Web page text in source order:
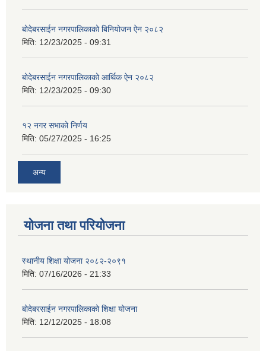
बोदेबरसाईन नगरपालिकाको बिनियोजन ऐन २०८२
मिति: 12/23/2025 - 09:31
बोदेबरसाईन नगरपालिकाको आर्थिक ऐन २०८२
मिति: 12/23/2025 - 09:30
१२ नगर सभाको निर्णय
मिति: 05/27/2025 - 16:25
अन्य
योजना तथा परियोजना
स्थानीय शिक्षा योजना २०८२-२०९१
मिति: 07/16/2026 - 21:33
बोदेबरसाईन नगरपालिकाको शिक्षा योजना
मिति: 12/12/2025 - 18:08